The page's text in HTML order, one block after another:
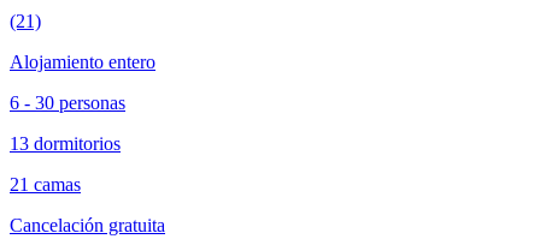
(21)
Alojamiento entero
6 - 30 personas
13 dormitorios
21 camas
Cancelación gratuita